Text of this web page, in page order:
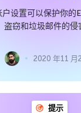
设置可以保护你的
盗窃和垃圾邮件的侵
2020 年11 月
提示